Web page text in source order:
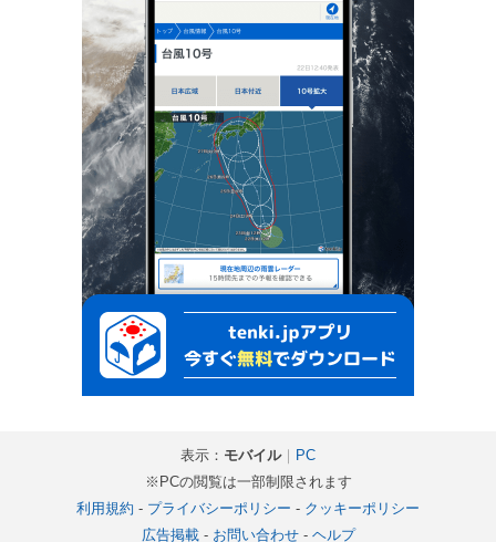
表示： モバイル｜ PC
※PCの閲覧は一部制限されます
利用規約 - プライバシーポリシー - クッキーポリシー
広告掲載- お問い合わせ- ヘルプ